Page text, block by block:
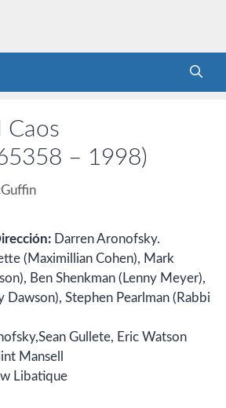
Caos
– 1998)
Darren Aronofsky.
(Maximillian Cohen), Mark
Ben Shenkman (Lenny Meyer),
Dawson), Stephen Pearlman (Rabbi
Gullete, Eric Watson
Mansell
Libatique